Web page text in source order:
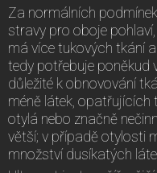
Za normálních
stravy pro oboje
má více tukových tkání
tedy potřebuje poněkud
důležité k obnovování
méně látek, opatřujících
otylá nebo značně
větší; v případě otylosti
množství dusíkatých